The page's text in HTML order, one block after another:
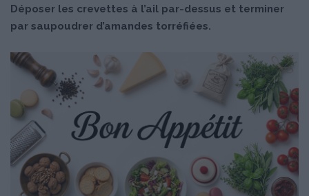
Déposer les crevettes à l’ail par-dessus et terminer
par saupoudrer d’amandes torréfiées.